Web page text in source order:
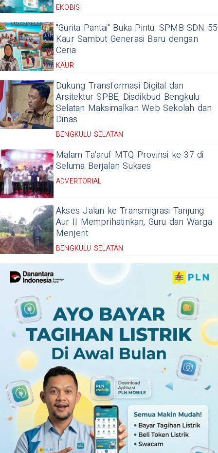
EKOBIS
"Gurita Pantai" Buka Pintu: SPMB SDN 55
Kaur Sambut Generasi Baru dengan
Ceria
KAUR
Dukung Transformasi Digital dan
Arsitektur SPBE, Disdikbud Bengkulu
Selatan Maksimalkan Web Sekolah dan
Dinas
BENGKULU SELATAN
Malam Ta'aruf MTQ Provinsi ke 37 di
Seluma Berjalan Sukses
ADVERTORIAL
Akses Jalan ke Transmigrasi Tanjung
Aur II Memprihatinkan, Guru dan Warga
Menjerit
BENGKULU SELATAN